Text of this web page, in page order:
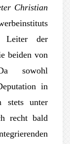
Christian
Leiter der
beiden von
sowohl
in
stets unter
recht bald